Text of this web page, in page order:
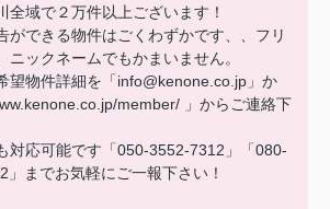
全域で２万件以上ございます！
ができる物件はごくわずかです、、フリ
ニックネームでもかまいません。
望物件詳細を「info@kenone.co.jp」か
member/ 」からご連絡下
対応可能です「050-3552-7312」「080-
」までお気軽にご一報下さい！